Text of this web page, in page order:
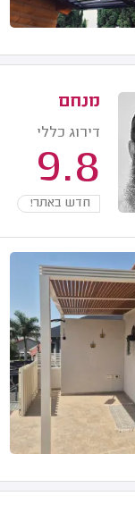
מנחם
דירוג כללי
9.8
חדש באתר!